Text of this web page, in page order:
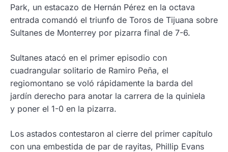
Park, un estacazo de Hernán Pérez en la octava
entrada comandó el triunfo de Toros de Tijuana sobre
Sultanes de Monterrey por pizarra final de 7-6.
Sultanes atacó en el primer episodio con
cuadrangular solitario de Ramiro Peña, el
regiomontano se voló rápidamente la barda del
jardín derecho para anotar la carrera de la quiniela
y poner el 1-0 en la pizarra.
Los astados contestaron al cierre del primer capítulo
con una embestida de par de rayitas, Phillip Evans